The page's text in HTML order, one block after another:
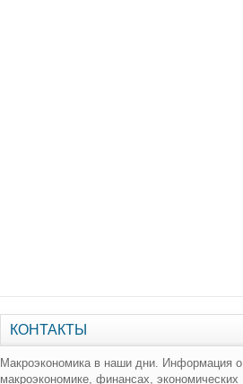
КОНТАКТЫ
Макроэкономика в наши дни. Информация о
макроэкономике, финансах, экономических